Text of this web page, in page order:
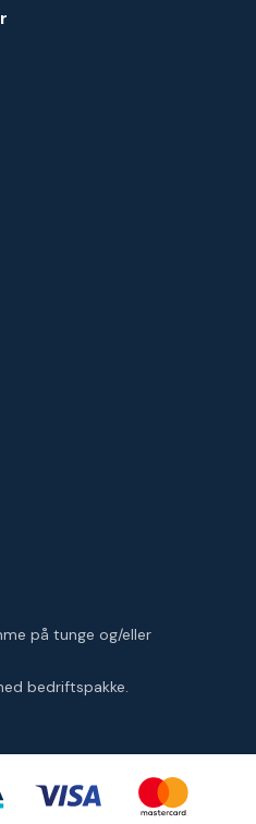
på tunge og/eller
bedriftspakke.